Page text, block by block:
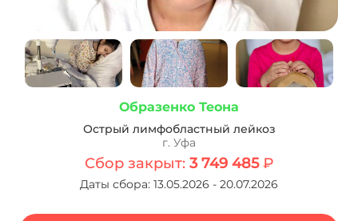
Образенко Теона
Острый лимфобластный лейкоз
г. Уфа
Сбор закрыт: 3 749 485 ₽
Даты сбора: 13.05.2026 - 20.07.2026